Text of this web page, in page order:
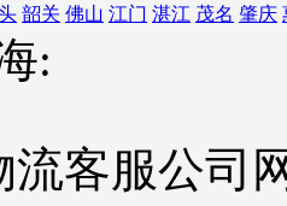
韶关 佛山 江门 湛江 茂名 肇庆
:
流客服公司